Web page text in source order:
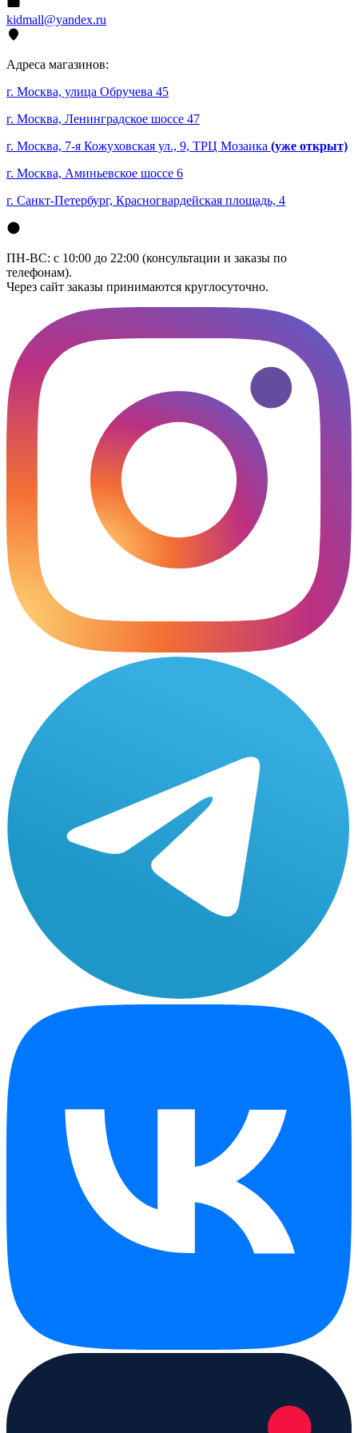
kidmall@yandex.ru
Адреса магазинов:
г. Москва, улица Обручева 45
г. Москва, Ленинградское шоссе 47
г. Москва, 7-я Кожуховская ул., 9, ТРЦ Мозаика (уже открыт)
г. Москва, Аминьевское шоссе 6
г. Санкт-Петербург, Красногвардейская площадь, 4
ПН-ВС: с 10:00 до 22:00 (консультации и заказы по
телефонам).
Через сайт заказы принимаются круглосуточно.